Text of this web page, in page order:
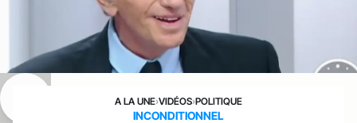
A LA UNE›VIDÉOS›POLITIQUE
INCONDITIONNEL